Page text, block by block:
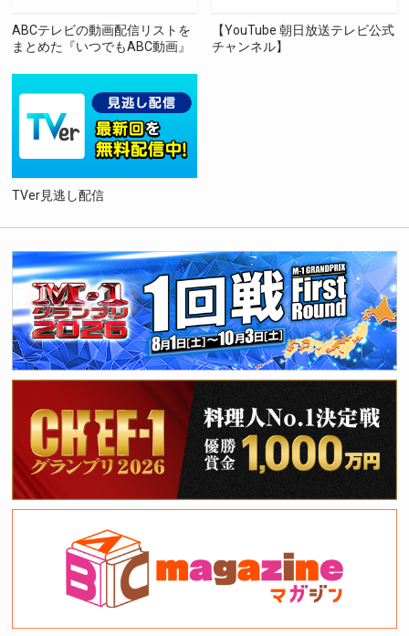
ABCテレビの動画配信リストを
まとめた『いつでもABC動画』
【YouTube 朝日放送テレビ公式
チャンネル】
TVer見逃し配信